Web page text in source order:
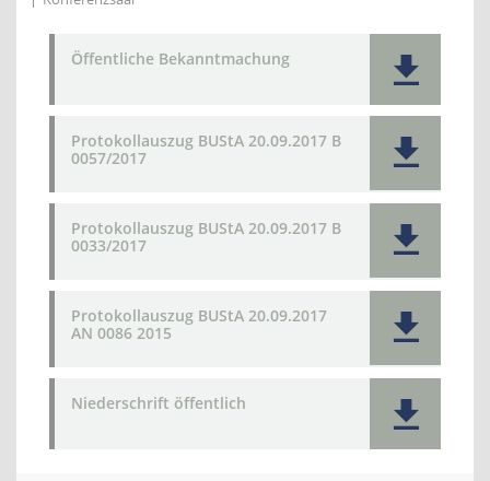
Öffentliche Bekanntmachung
Protokollauszug BUStA 20.09.2017 B
0057/2017
Protokollauszug BUStA 20.09.2017 B
0033/2017
Protokollauszug BUStA 20.09.2017
AN 0086 2015
Niederschrift öffentlich